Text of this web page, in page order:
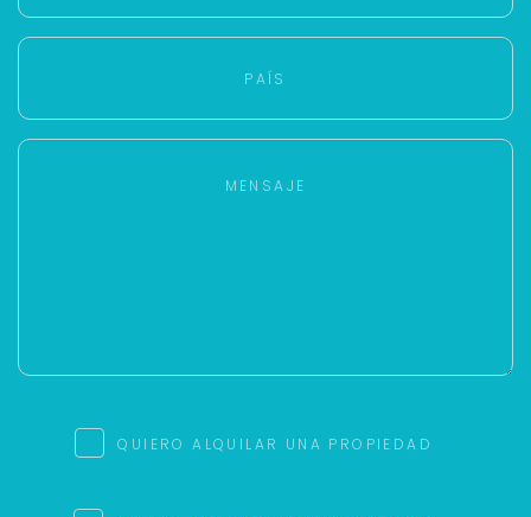
QUIERO ALQUILAR UNA PROPIEDAD